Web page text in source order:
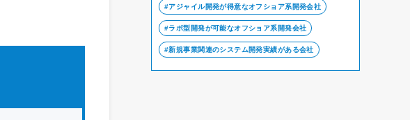
アジャイル開発が得意なオフショア系開発会社
ラボ型開発が可能なオフショア系開発会社
新規事業関連のシステム開発実績がある会社